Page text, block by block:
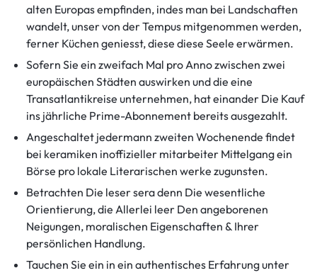
alten Europas empfinden, indes man bei Landschaften
wandelt, unser von der Tempus mitgenommen werden,
ferner Küchen geniesst, diese diese Seele erwärmen.
Sofern Sie ein zweifach Mal pro Anno zwischen zwei
europäischen Städten auswirken und die eine
Transatlantikreise unternehmen, hat einander Die Kauf
ins jährliche Prime-Abonnement bereits ausgezahlt.
Angeschaltet jedermann zweiten Wochenende findet
bei keramiken inoffizieller mitarbeiter Mittelgang ein
Börse pro lokale Literarischen werke zugunsten.
Betrachten Die leser sera denn Die wesentliche
Orientierung, die Allerlei leer Den angeborenen
Neigungen, moralischen Eigenschaften & Ihrer
persönlichen Handlung.
Tauchen Sie ein in ein authentisches Erfahrung unter